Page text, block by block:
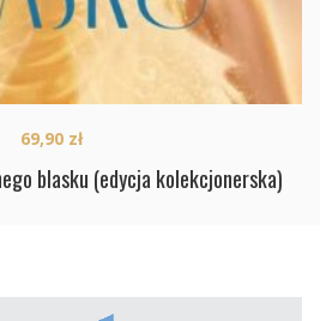
blasku (edycja kolekcjonerska)
69,90 zł